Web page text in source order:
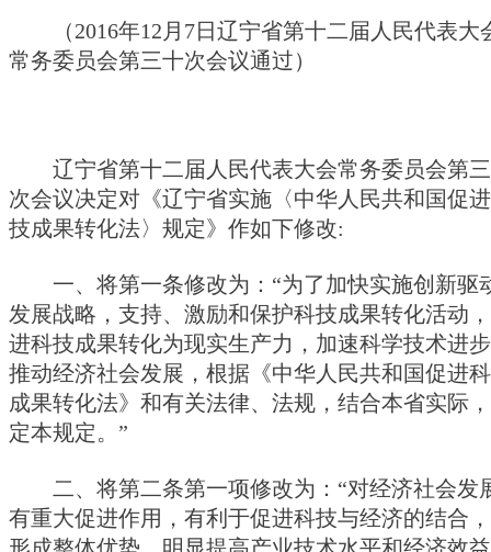
（2016年12月7日辽宁省第十二届人民代表大
常务委员会第三十次会议通过）
辽宁省第十二届人民代表大会常务委员会第
次会议决定对《辽宁省实施〈中华人民共和国促
技成果转化法〉规定》作如下修改:
一、将第一条修改为：“为了加快实施创新驱
发展战略，支持、激励和保护科技成果转化活动
进科技成果转化为现实生产力，加速科学技术进
推动经济社会发展，根据《中华人民共和国促进
成果转化法》和有关法律、法规，结合本省实际
定本规定。”
二、将第二条第一项修改为：“对经济社会发
有重大促进作用，有利于促进科技与经济的结合